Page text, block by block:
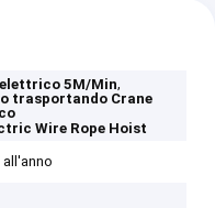
5M/Min,
trasportando Crane
Wire Rope Hoist
all'anno